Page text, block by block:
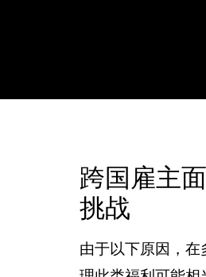
跨国雇主
挑战
由于以下原因，在